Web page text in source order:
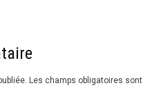
Les champs obligatoires sont